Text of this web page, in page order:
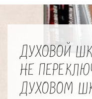
ДУХОВОЙ
НЕ
ДУХОВОМ